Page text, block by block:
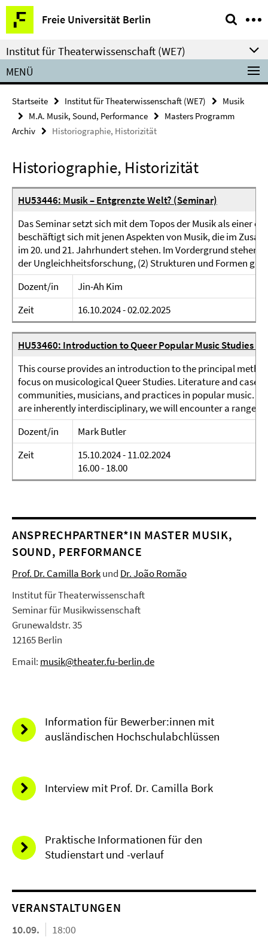
Springe
direkt
zu
Inhalt
Freie Universität Berlin
Service-
Navigation
Institut für Theaterwissenschaft (WE7)
MENÜ
Startseite Institut für Theaterwissenschaft (WE7)
Musik
M.A. Musik, Sound, Performance
Masters Programm
Archiv
Historiographie, Historizität
Historiographie, Historizität
HU53446: Musik – Entgrenzte Welt? (Seminar)
Das Seminar setzt sich mit dem Topos der Musik als einer
beschäftigt sich mit jenen Aspekten von Musik, die im
im 20. und 21. Jahrhundert stehen. Im Vordergrund stehen
der Ungleichheitsforschung, (2) Strukturen und Formen
Dozent/in
Jin-Ah Kim
Zeit
16.10.2024 - 02.02.2025
HU53460: Introduction to Queer Popular Music Studies
This course provides an introduction to the principal
focus on musicological Queer Studies. Literature and case
communities, musicians, and practices in popular music.
are inherently interdisciplinary, we will encounter a range
Dozent/in
Mark Butler
Zeit
15.10.2024 - 11.02.2024
16.00 - 18.00
ANSPRECHPARTNER*IN MASTER MUSIK,
SOUND, PERFORMANCE
Prof. Dr. Camilla Borkund Dr. João Romão
Institut für Theaterwissenschaft
Seminar für Musikwissenschaft
Grunewaldstr. 35
12165 Berlin
Email: musik@theater.fu-berlin.de
Information für Bewerber:innen mit
ausländischen Hochschulabchlüssen
Interview mit Prof. Dr. Camilla Bork
Praktische Informationen für den
Studienstart und -verlauf
VERANSTALTUNGEN
10.09.
18:00